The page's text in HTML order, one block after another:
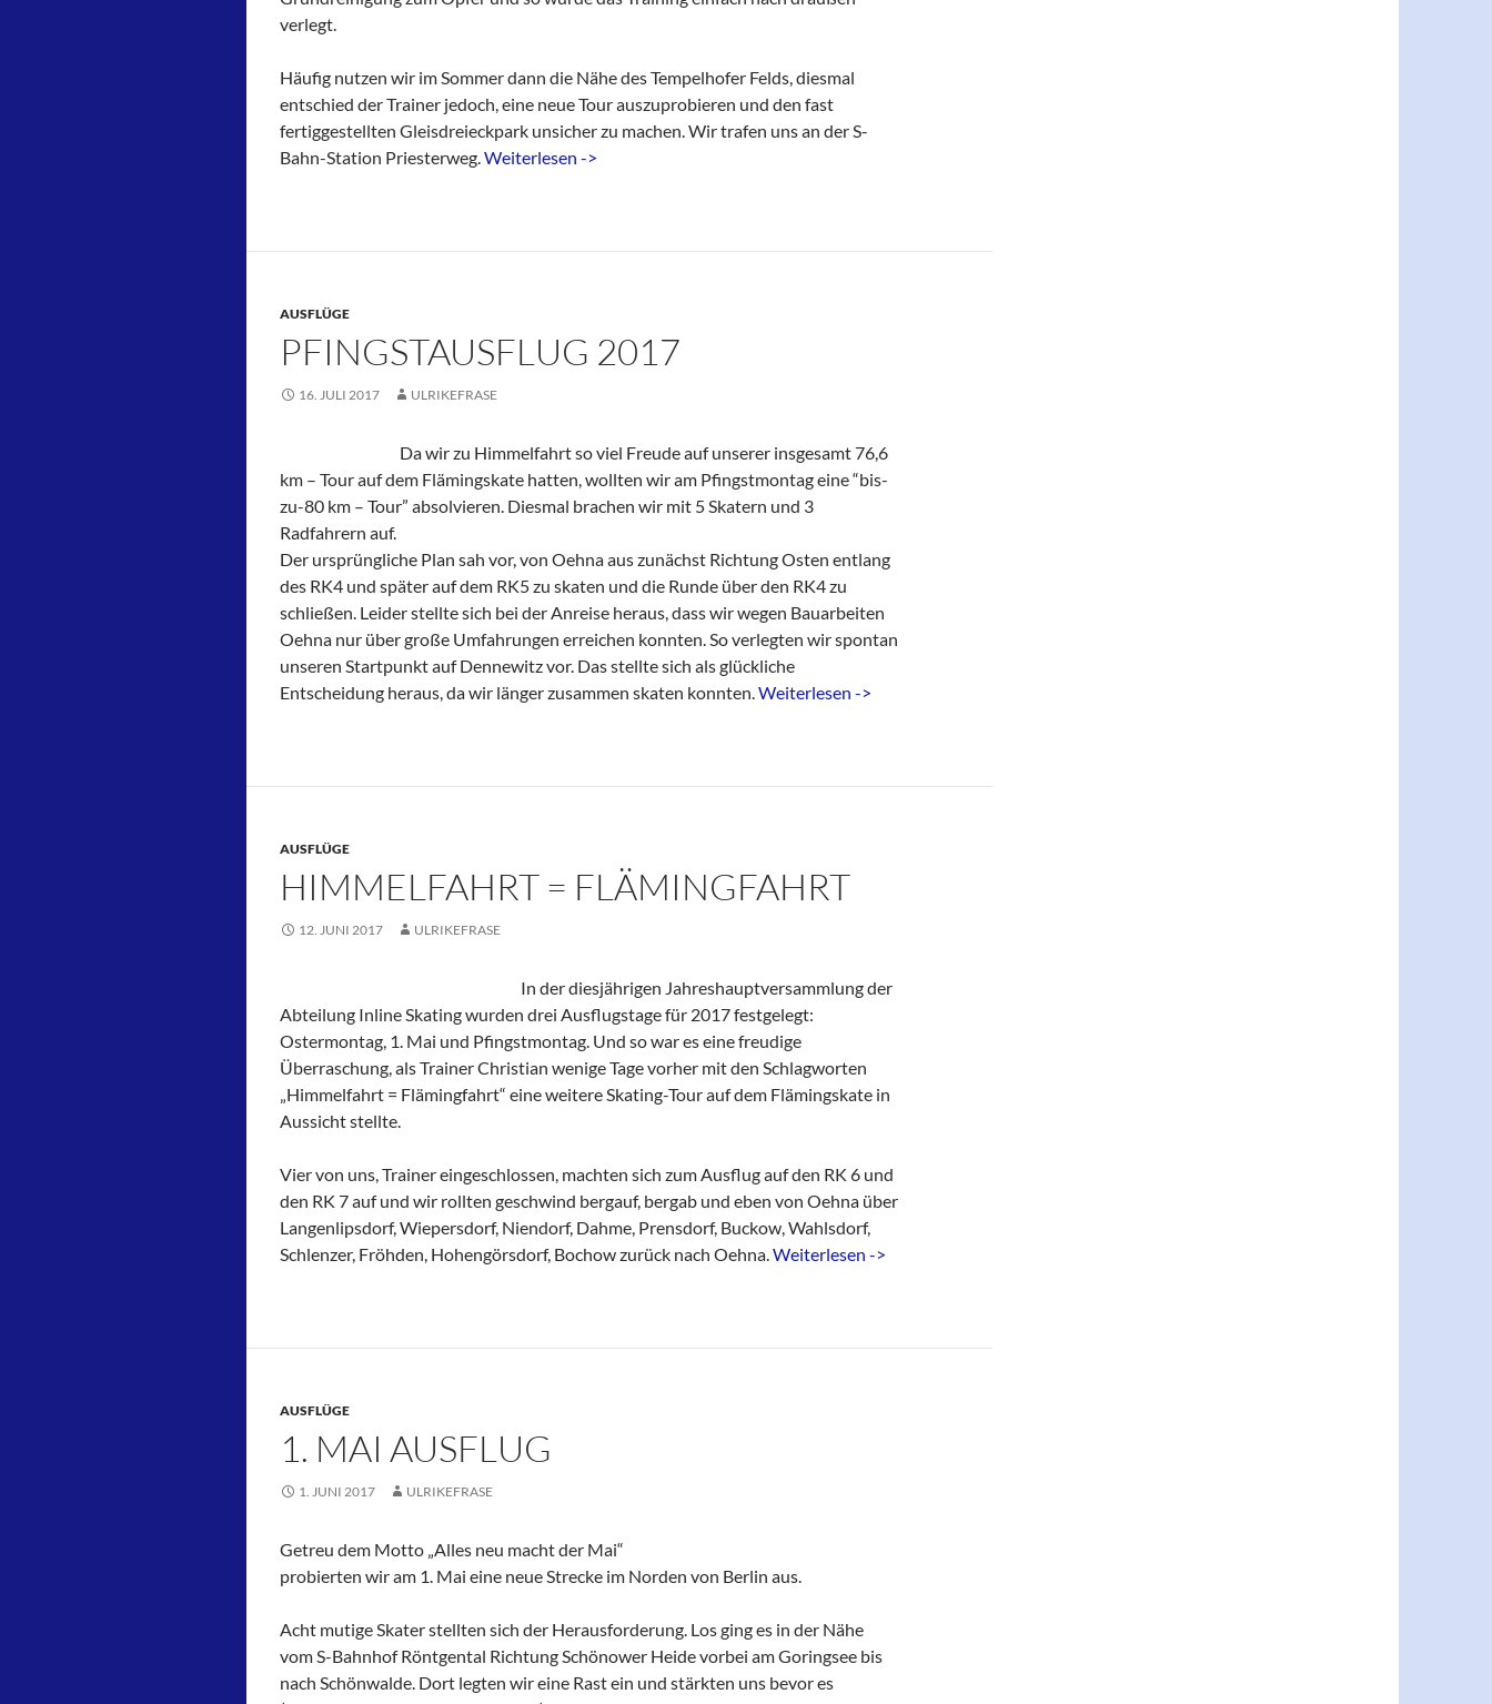
verlegt.
Häufig nutzen wir im Sommer dann die Nähe des Tempelhofer Felds, diesmal
entschied der Trainer jedoch, eine neue Tour auszuprobieren und den fast
fertiggestellten Gleisdreieckpark unsicher zu machen. Wir trafen uns an der S-
Bahn-Station Priesterweg.Weiterlesen ->
AUSFLÜGE
PFINGSTAUSFLUG 2017
16. JULI 2017 ULRIKEFRASE
Da wir zu Himmelfahrt so viel Freude auf unserer insgesamt 76,6
km – Tour auf dem Flämingskate hatten, wollten wir am Pfingstmontag eine “bis-
zu-80 km – Tour” absolvieren. Diesmal brachen wir mit 5 Skatern und 3
Radfahrern auf.
Der ursprüngliche Plan sah vor, von Oehna aus zunächst Richtung Osten entlang
des RK4 und später auf dem RK5 zu skaten und die Runde über den RK4 zu
schließen. Leider stellte sich bei der Anreise heraus, dass wir wegen Bauarbeiten
Oehna nur über große Umfahrungen erreichen konnten. So verlegten wir spontan
unseren Startpunkt auf Dennewitz vor. Das stellte sich als glückliche
Entscheidung heraus, da wir länger zusammen skaten konnten.Weiterlesen ->
AUSFLÜGE
HIMMELFAHRT = FLÄMINGFAHRT
12. JUNI 2017 ULRIKEFRASE
In der diesjährigen Jahreshauptversammlung der
Abteilung Inline Skating wurden drei Ausflugstage für 2017 festgelegt:
Ostermontag, 1. Mai und Pfingstmontag. Und so war es eine freudige
Überraschung, als Trainer Christian wenige Tage vorher mit den Schlagworten
„Himmelfahrt = Flämingfahrt“ eine weitere Skating-Tour auf dem Flämingskate in
Aussicht stellte.
Vier von uns, Trainer eingeschlossen, machten sich zum Ausflug auf den RK 6 und
den RK 7 auf und wir rollten geschwind bergauf, bergab und eben von Oehna über
Langenlipsdorf, Wiepersdorf, Niendorf, Dahme, Prensdorf, Buckow, Wahlsdorf,
Schlenzer, Fröhden, Hohengörsdorf, Bochow zurück nach Oehna.Weiterlesen ->
AUSFLÜGE
1. MAI AUSFLUG
1. JUNI 2017 ULRIKEFRASE
Getreu dem Motto „Alles neu macht der Mai“
probierten wir am 1. Mai eine neue Strecke im Norden von Berlin aus.
Acht mutige Skater stellten sich der Herausforderung. Los ging es in der Nähe
vom S-Bahnhof Röntgental Richtung Schönower Heide vorbei am Goringsee bis
nach Schönwalde. Dort legten wir eine Rast ein und stärkten uns bevor es